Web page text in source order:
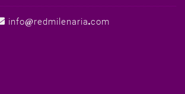
info redmilenaria com